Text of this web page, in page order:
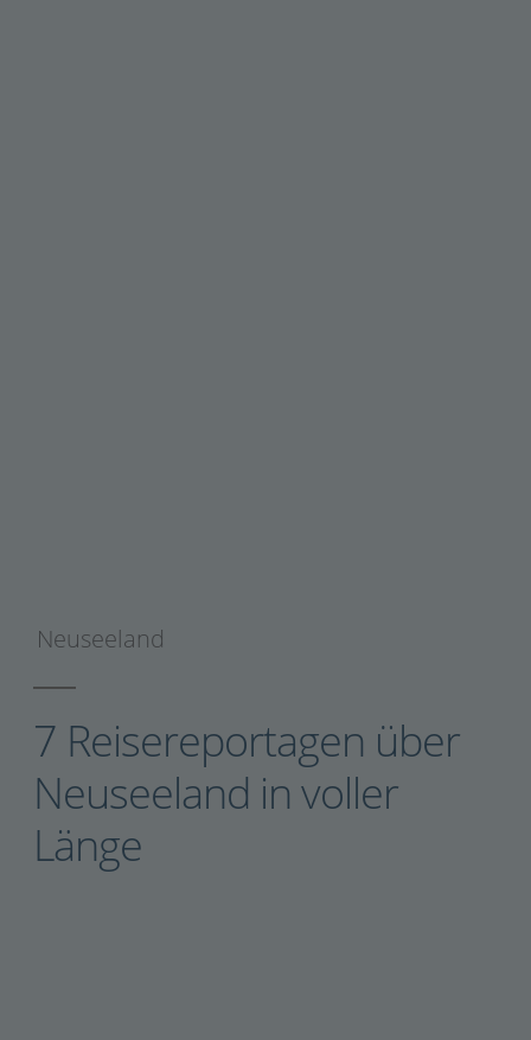
Neuseeland
7 Reisereportagen über
Neuseeland in voller
Länge